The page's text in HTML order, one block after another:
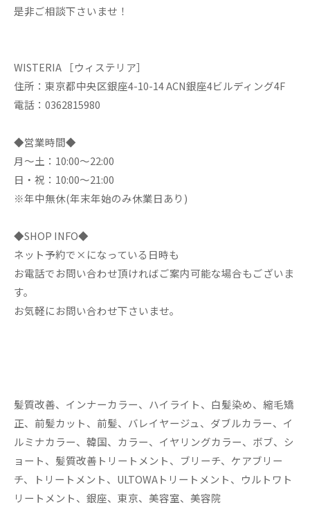
是非ご相談下さいませ！
WISTERIA ［ウィステリア］
住所：東京都中央区銀座4-10-14 ACN銀座4ビルディング4F
電話：0362815980
◆営業時間◆
月～土：10:00～22:00
日・祝：10:00～21:00
※年中無休(年末年始のみ休業日あり)
◆SHOP INFO◆
ネット予約で×になっている日時も
お電話でお問い合わせ頂ければご案内可能な場合もございま
す。
お気軽にお問い合わせ下さいませ。
髪質改善、インナーカラー、ハイライト、白髪染め、縮毛矯
正、前髪カット、前髪、バレイヤージュ、ダブルカラー、イ
ルミナカラー、韓国、カラー、イヤリングカラー、ボブ、シ
ョート、髪質改善トリートメント、ブリーチ、ケアブリー
チ、トリートメント、ULTOWAトリートメント、ウルトワト
リートメント、銀座、東京、美容室、美容院